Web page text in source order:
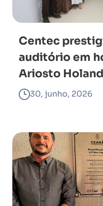
Centec
auditório em
Ariosto
30, junho, 2026